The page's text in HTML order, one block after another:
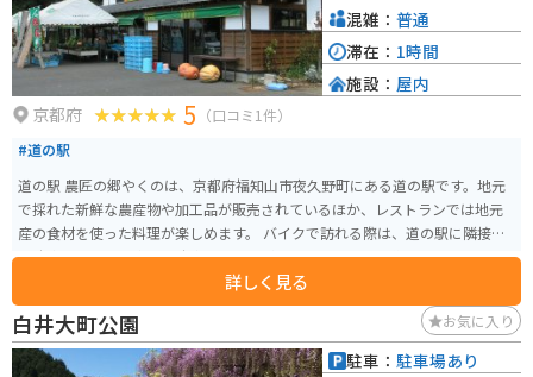
京都府 5 （口コミ1件）
#道の駅
道の駅 農匠の郷やくのは、京都府福知山市夜久野町にある道の駅です。地元
で採れた新鮮な農産物や加工品が販売されているほか、レストランでは地元
産の食材を使った料理が楽しめます。 バイクで訪れる際は、道の駅に隣接す
る駐車場にバイク専用の駐車スペースがあります。また、道の駅周辺には、
夜久野高原や福知山城など、観光スポットも点在しています。 農匠の郷やく
のがある夜久野町は、豊かな自然に囲まれた地域です。特産品としては、夜
久野そば、黒豆、山の芋などが知られています。道の駅では、これらの特産
品を使ったお土産も販売されています。
詳しく見る
混雑： 普通
滞在： 1時間
施設： 屋内
白井大町公園 お気に入り
駐車： 駐車場あり